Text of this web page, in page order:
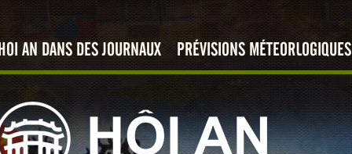
HOI AN DANS DES JOURNAUX PRÉVISIONS MÉTEORLOGIQUES